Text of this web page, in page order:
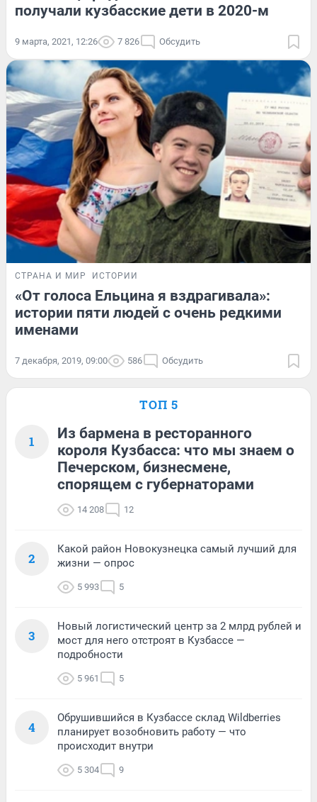
получали кузбасские дети в 2020-м
9 марта, 2021, 12:26 7 826 Обсудить
СТРАНА И МИР ИСТОРИИ
«От голоса Ельцина я вздрагивала»:
истории пяти людей с очень редкими
именами
7 декабря, 2019, 09:00 586 Обсудить
ТОП 5
1
Из бармена в ресторанного
короля Кузбасса: что мы знаем о
Печерском, бизнесмене,
спорящем с губернаторами
14 208 12
2
Какой район Новокузнецка самый лучший для
жизни — опрос
5 993 5
3
Новый логистический центр за 2 млрд рублей и
мост для него отстроят в Кузбассе —
подробности
5 961 5
4
Обрушившийся в Кузбассе склад Wildberries
планирует возобновить работу — что
происходит внутри
5 304 9